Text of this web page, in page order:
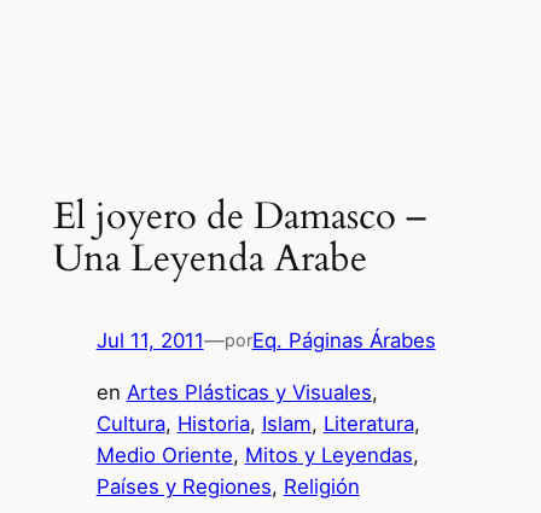
El joyero de Damasco –
Una Leyenda Arabe
Jul 11, 2011—porEq. Páginas Árabes
en Artes Plásticas y Visuales
Cultura, Historia, Islam, Literatura
Medio Oriente, Mitos y Leyendas
Países y Regiones, Religión